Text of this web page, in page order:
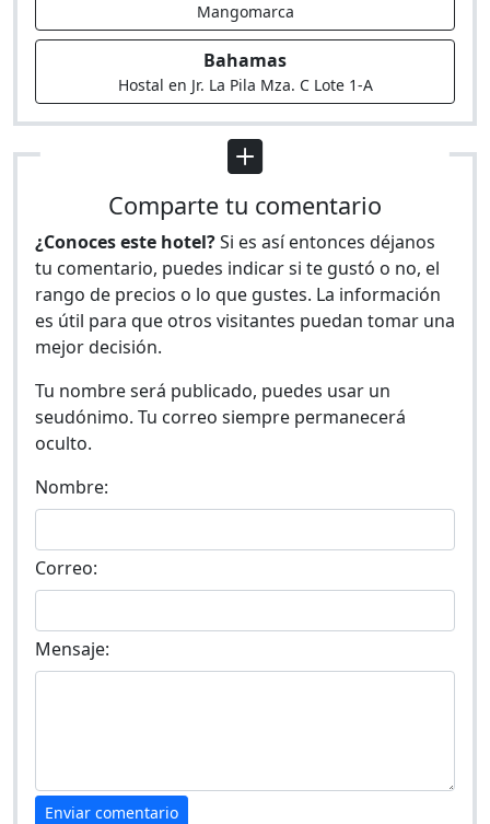
Mangomarca
Bahamas
Hostal en Jr. La Pila Mza. C Lote 1-A
Comparte tu comentario
¿Conoces este hotel?Si es así entonces déjanos
tu comentario, puedes indicar si te gustó o no, el
rango de precios o lo que gustes. La información
es útil para que otros visitantes puedan tomar una
mejor decisión.
Tu nombre será publicado, puedes usar un
seudónimo. Tu correo siempre permanecerá
oculto.
Nombre:
Correo:
Mensaje:
Enviar comentario